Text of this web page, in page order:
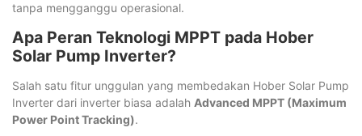
tanpa mengganggu operasional.
Apa Peran Teknologi MPPT pada Hober
Solar Pump Inverter?
Salah satu fitur unggulan yang membedakan Hober Solar Pump
Inverter dari inverter biasa adalah Advanced MPPT (Maximum
Power Point Tracking).